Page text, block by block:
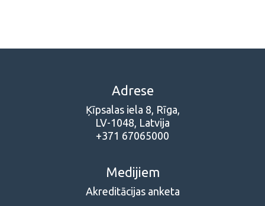
Adrese
Ķīpsalas iela 8, Rīga,
LV-1048, Latvija
+371 67065000
Medijiem
Akreditācijas anketa